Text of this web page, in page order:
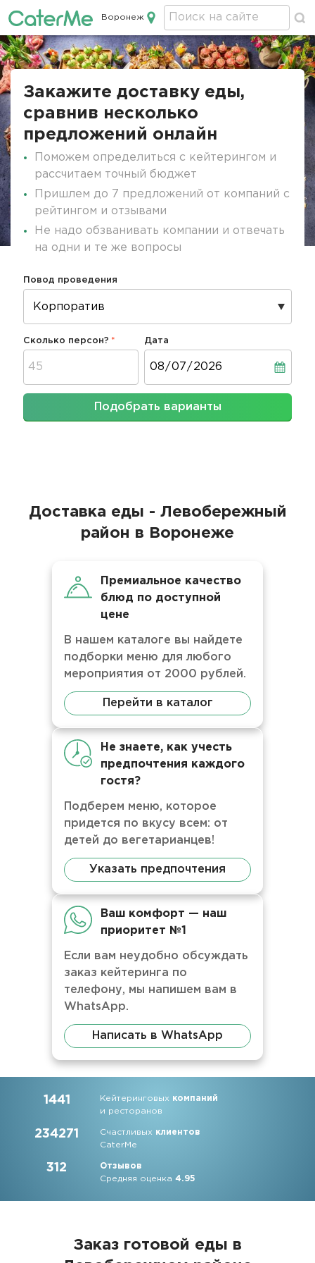
Кейтеринг в Воронеже
Воронеж
Строка
Закажите доставку еды,
сравнив несколько
предложений онлайн
Поможем определиться с кейтерингом и
рассчитаем точный бюджет
Пришлем до 7 предложений от компаний с
рейтингом и отзывами
Не надо обзванивать компании и отвечать
на одни и те же вопросы
Повод проведения
Сколько персон? Дата
Подобрать варианты
Доставка еды - Левобережный
район в Воронеже
Премиальное качество
блюд по доступной
цене
В нашем каталоге вы найдете
подборки меню для любого
мероприятия от 2000 рублей.
Перейти в каталог
Не знаете, как учесть
предпочтения каждого
гостя?
Подберем меню, которое
придется по вкусу всем: от
детей до вегетарианцев!
Указать предпочтения
Ваш комфорт — наш
приоритет №1
Если вам неудобно обсуждать
заказ кейтеринга по
телефону, мы напишем вам в
WhatsApp.
Написать в WhatsApp
1441 Кейтеринговых компаний
и ресторанов
234271 Счастливых клиентов
CaterMe
312
Отзывов
Средняя оценка4.95
Заказ готовой еды в